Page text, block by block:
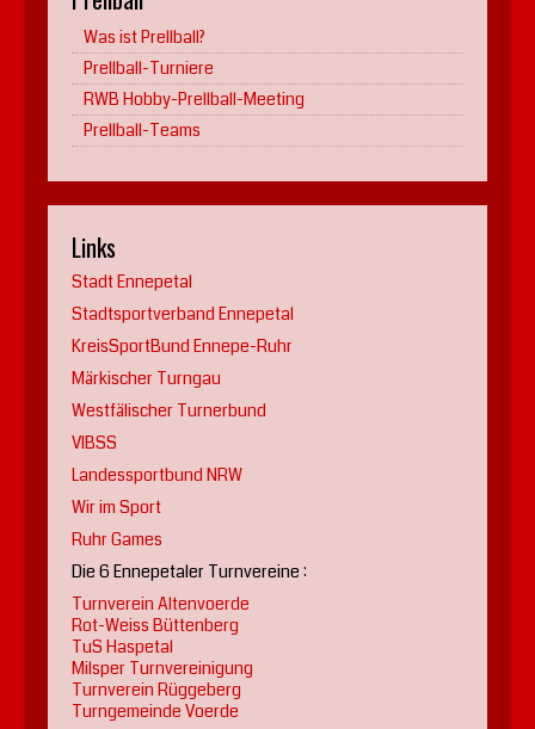
Was ist Prellball?
Prellball-Turniere
RWB Hobby-Prellball-Meeting
Prellball-Teams
Links
Stadt Ennepetal
Stadtsportverband Ennepetal
KreisSportBund Ennepe-Ruhr
Märkischer Turngau
Westfälischer Turnerbund
VIBSS
Landessportbund NRW
Wir im Sport
Ruhr Games
Die 6 Ennepetaler Turnvereine :
Turnverein Altenvoerde
Rot-Weiss Büttenberg
TuS Haspetal
Milsper Turnvereinigung
Turnverein Rüggeberg
Turngemeinde Voerde